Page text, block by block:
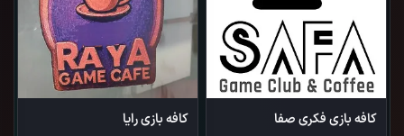
کافه بازی فکری صفا کافه بازی رایا